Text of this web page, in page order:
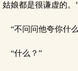
姑娘都是很谦虚的。
“不问问他夸你什
“什么？”